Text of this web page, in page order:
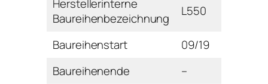
Herstellerinterne
Baureihenbezeichnung
L550
Baureihenstart
09/19
Baureihenende
–